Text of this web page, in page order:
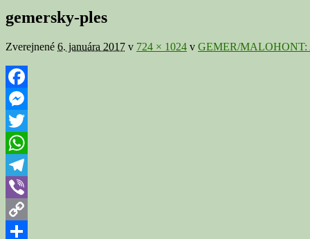
galérii
gemersky-ples
Zverejnené 6. januára 2017 v 724 × 1024 v GEMER/MALOHONT:
Facebook
Messenger
Twitter
WhatsApp
Telegram
Viber
Copy